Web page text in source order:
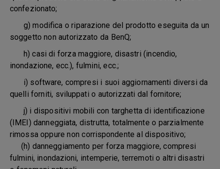
confezionato;
g) modifica o riparazione del prodotto eseguita da un
soggetto non autorizzato da BenQ;
h) casi di forza maggiore, disastri (incendio,
inondazione, ecc.), fulmini, ecc.;
i) software, compresi i suoi aggiornamenti diversi da
quelli forniti, sviluppati o autorizzati dal fornitore;
j) i dispositivi mobili con targhetta di identificazione
(IMEI) danneggiata, distrutta, totalmente o parzialmente
rimossa oppure non corrispondente al dispositivo;
(h) danneggiamento per forza maggiore, compresi
fulmini, inondazioni, intemperie, terremoti o altri disastri